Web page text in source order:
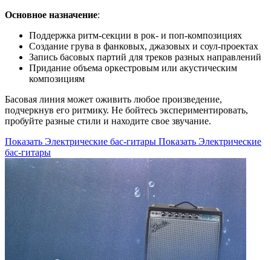
Основное назначение:
Поддержка ритм-секции в рок- и поп-композициях
Создание грува в фанковых, джазовых и соул-проектах
Запись басовых партий для треков разных направлений
Придание объема оркестровым или акустическим
композициям
Басовая линия может оживить любое произведение,
подчеркнув его ритмику. Не бойтесь экспериментировать,
пробуйте разные стили и находите свое звучание.
Показать Электрические бас-гитары Показать Электрические
бас-гитары